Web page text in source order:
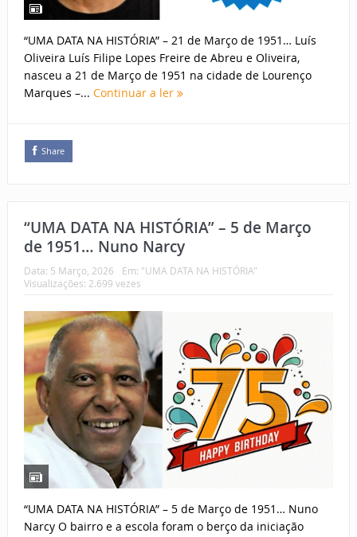
“UMA DATA NA HISTÓRIA” – 21 de Março de 1951… Luís
Oliveira Luís Filipe Lopes Freire de Abreu e Oliveira,
nasceu a 21 de Março de 1951 na cidade de Lourenço
Marques –... Continuar a ler
Share
“UMA DATA NA HISTÓRIA” – 5 de Março
de 1951… Nuno Narcy
Data: 5 Março, 2026 Em: "UMA DATA NA HISTÓRIA"
Visualizações: 2.699 vezes
“UMA DATA NA HISTÓRIA” – 5 de Março de 1951… Nuno
Narcy O bairro e a escola foram o berço da iniciação